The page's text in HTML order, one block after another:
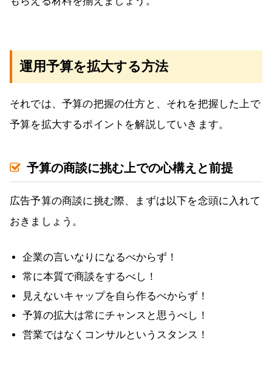
運用予算を拡大する方法
それでは、予算の把握の仕方と、それを把握した上で
予算を拡大するポイントを解説していきます。
予算の商談に挑む上での心構えと前提
広告予算の商談に挑む際、まずは以下を念頭に入れて
おきましょう。
企業の言いなりになるべからず！
常に本質で商談をするべし！
見えないキャップを自ら作るべからず！
予算の拡大は常にチャンスと思うべし！
営業ではなくコンサルというスタンス！